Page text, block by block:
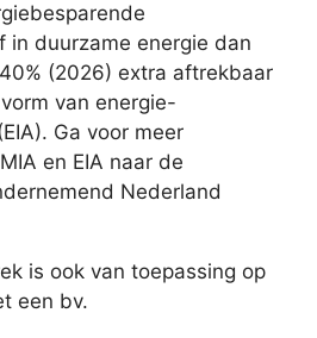
in duurzame energie dan
(2026) extra aftrekbaar
van energie-
Ga voor meer
en EIA naar de
Nederland
is ook van toepassing op
een bv.